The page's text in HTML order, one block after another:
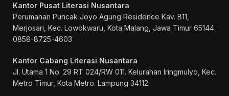
Kantor Pusat Literasi Nusantara
Perumahan Puncak Joyo Agung Residence Kav. B11,
Merjosari, Kec. Lowokwaru, Kota Malang, Jawa Timur 65144.
0858-8725-4603
Kantor Cabang Literasi Nusantara
Jl. Utama 1 No. 29 RT 024/RW 011. Kelurahan Iringmulyo, Kec.
Metro Timur, Kota Metro. Lampung 34112.